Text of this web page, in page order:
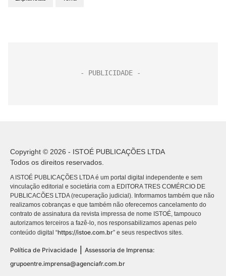
Copyright © 2026 - ISTOÉ PUBLICAÇÕES LTDA
Todos os direitos reservados.
A ISTOÉ PUBLICAÇÕES LTDA é um portal digital independente e sem
vinculação editorial e societária com a EDITORA TRES COMÉRCIO DE
PUBLICACÕES LTDA (recuperação judicial). Informamos também que não
realizamos cobranças e que também não oferecemos cancelamento do
contrato de assinatura da revista impressa de nome ISTOÉ, tampouco
autorizamos terceiros a fazê-lo, nos responsabilizamos apenas pelo
conteúdo digital “https://istoe.com.br” e seus respectivos sites.
Política de Privacidade
Assessoria de Imprensa:
grupoentre.imprensa@agenciafr.com.br